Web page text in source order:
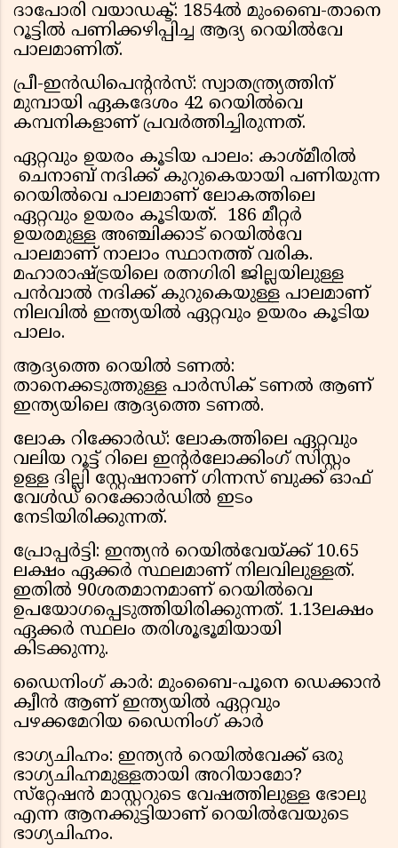
ദാപോരി വയാഡക്ട്: 1854ൽ മുംബൈ-താനെ
റൂട്ടിൽ പണിക്കഴിപ്പിച്ച ആദ്യ റെയിൽവേ
പാലമാണിത്.
പ്രീ-ഇൻഡിപെന്റൻസ്: സ്വാതന്ത്ര്യത്തിന്
മുമ്പായി ഏകദേശം 42 റെയിൽവെ
കമ്പനികളാണ് പ്രവർത്തിച്ചിരുന്നത്.
ഏറ്റവും ഉയരം കൂടിയ പാലം: കാശ്മീരിൽ
ചെനാബ് നദിക്ക് കുറുകെയായി പണിയുന്ന
റെയിൽവെ പാലമാണ് ലോകത്തിലെ
ഏറ്റവും ഉയരം കൂടിയത്. 186 മീറ്റർ
ഉയരമുള്ള അഞ്ചിക്കാട് റെയിൽവേ
പാലമാണ് നാലാം സ്ഥാനത്ത് വരിക.
മഹാരാഷ്ട്രയിലെ രത്നഗിരി ജില്ലയിലുള്ള
പൻവാൽ നദിക്ക് കുറുകെയുള്ള പാലമാണ്
നിലവിൽ ഇന്ത്യയിൽ ഏറ്റവും ഉയരം കൂടിയ
പാലം.
ആദ്യത്തെ റെയിൽ ടണൽ:
താനെക്കടുത്തുള്ള പാർസിക് ടണൽ ആണ്
ഇന്ത്യയിലെ ആദ്യത്തെ ടണൽ.
ലോക റിക്കോർഡ്: ലോകത്തിലെ ഏറ്റവും
വലിയ റൂട്ട് റിലെ ഇന്റർലോക്കിംഗ് സിസ്റ്റം
ഉള്ള ദില്ലി സ്റ്റേഷനാണ് ഗിന്നസ് ബുക്ക് ഓഫ്
വേൾഡ് റെക്കോർഡിൽ ഇടം
നേടിയിരിക്കുന്നത്.
പ്രോപ്പർട്ടി: ഇന്ത്യൻ റെയിൽവേയ്ക്ക് 10.65
ലക്ഷം ഏക്കർ സ്ഥലമാണ് നിലവിലുള്ളത്.
ഇതിൽ 90ശതമാനമാണ് റെയിൽവെ
ഉപയോഗപ്പെടുത്തിയിരിക്കുന്നത്. 1.13ലക്ഷം
ഏക്കർ സ്ഥലം തരിശൂഭൂമിയായി
കിടക്കുന്നു.
ഡൈനിംഗ് കാർ: മുംബൈ-പൂനെ ഡെക്കാൻ
ക്വീൻ ആണ് ഇന്ത്യയിൽ ഏറ്റവും
പഴക്കമേറിയ ഡൈനിംഗ് കാർ
ഭാഗ്യചിഹ്നം: ഇന്ത്യന്‍ റെയില്‍വേക്ക് ഒരു
ഭാഗ്യചിഹ്നമുള്ളതായി അറിയാമോ?
സ്‌റ്റേഷന്‍ മാസ്റ്ററുടെ വേഷത്തിലുള്ള ഭോലു
എന്ന ആനക്കുട്ടിയാണ് റെയില്‍വേയുടെ
ഭാഗ്യചിഹ്നം.